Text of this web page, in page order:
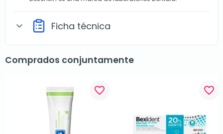
expand_more Ficha técnica
Comprados conjuntamente
favorite_border favorite_border